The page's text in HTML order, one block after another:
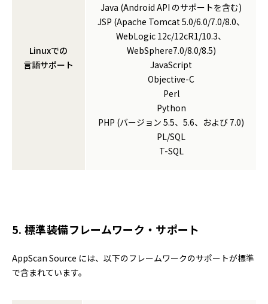
Linuxでの
言語サポート
Java (Android API のサポートを含む)
JSP (Apache Tomcat 5.0/6.0/7.0/8.0、
WebLogic 12c/12cR1/10.3、
WebSphere7.0/8.0/8.5)
JavaScript
Objective-C
Perl
Python
PHP (バージョン 5.5、5.6、および 7.0)
PL/SQL
T-SQL
5. 標準装備フレームワーク・サポート
AppScan Source には、以下のフレームワークのサポートが標準
で含まれています。